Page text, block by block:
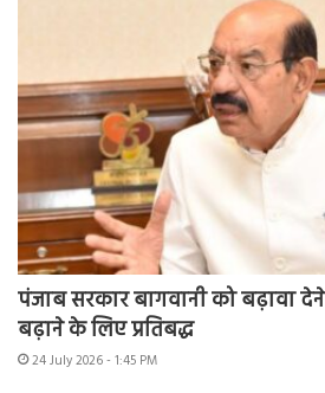
पंजाब सरकार बागवानी को बढ़ावा
बढ़ाने के लिए प्रतिबद्ध
24 July 2026 - 1:45 PM